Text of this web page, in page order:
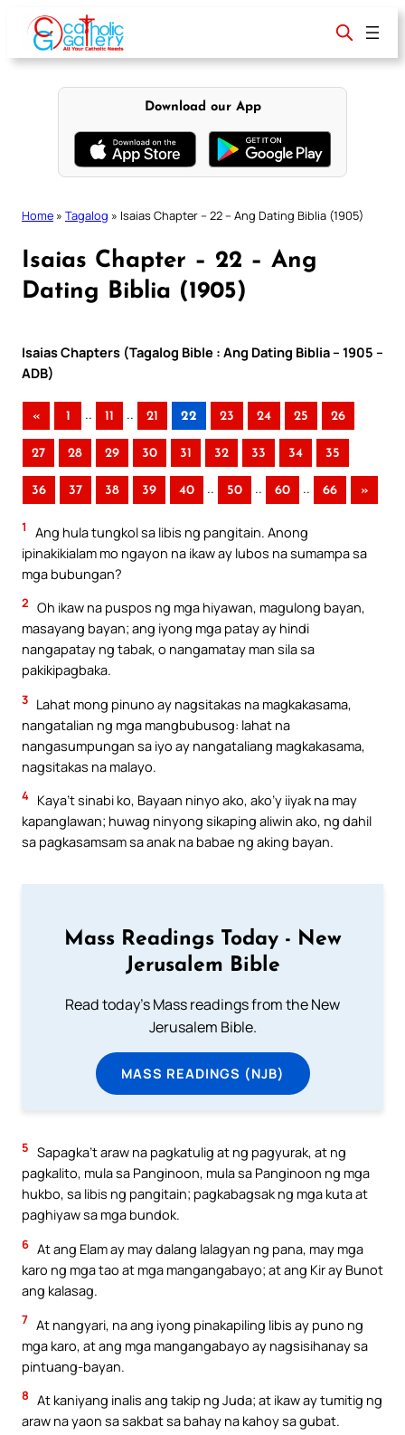
content
Download our App
Home » Tagalog » Isaias Chapter – 22 – Ang Dating Biblia (1905)
Isaias Chapter – 22 – Ang
Dating Biblia (1905)
Isaias Chapters (Tagalog Bible : Ang Dating Biblia – 1905 –
ADB)
« 1 .. 11 .. 21 22 23 24 25 26
27 28 29 30 31 32 33 34 35
36 37 38 39 40 .. 50 .. 60 .. 66 »
1
Ang hula tungkol sa libis ng pangitain. Anong
ipinakikialam mo ngayon na ikaw ay lubos na sumampa sa
mga bubungan?
2 Oh ikaw na puspos ng mga hiyawan, magulong bayan,
masayang bayan; ang iyong mga patay ay hindi
nangapatay ng tabak, o nangamatay man sila sa
pakikipagbaka.
3 Lahat mong pinuno ay nagsitakas na magkakasama,
nangatalian ng mga mangbubusog: lahat na
nangasumpungan sa iyo ay nangataliang magkakasama,
nagsitakas na malayo.
4 Kaya’t sinabi ko, Bayaan ninyo ako, ako’y iiyak na may
kapanglawan; huwag ninyong sikaping aliwin ako, ng dahil
sa pagkasamsam sa anak na babae ng aking bayan.
Mass Readings Today - New
Jerusalem Bible
Read today's Mass readings from the New
Jerusalem Bible.
MASS READINGS (NJB)
5 Sapagka’t araw na pagkatulig at ng pagyurak, at ng
pagkalito, mula sa Panginoon, mula sa Panginoon ng mga
hukbo, sa libis ng pangitain; pagkabagsak ng mga kuta at
paghiyaw sa mga bundok.
6 At ang Elam ay may dalang lalagyan ng pana, may mga
karo ng mga tao at mga mangangabayo; at ang Kir ay Bunot
ang kalasag.
7 At nangyari, na ang iyong pinakapiling libis ay puno ng
mga karo, at ang mga mangangabayo ay nagsisihanay sa
pintuang-bayan.
8 At kaniyang inalis ang takip ng Juda; at ikaw ay tumitig ng
araw na yaon sa sakbat sa bahay na kahoy sa gubat.